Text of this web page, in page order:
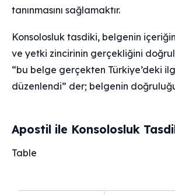
tanınmasını sağlamaktır.
Konsolosluk tasdiki, belgenin
ve yetki zincirinin gerçekliğini
“bu belge gerçekten Türkiye’deki
düzenlendi” der; belgenin
Apostil ile Konsolosluk
Table